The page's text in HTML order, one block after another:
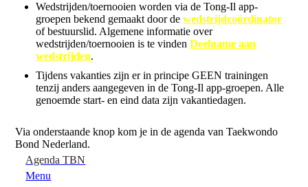
Wedstrijden/toernooien worden via de Tong-Il app-
groepen bekend gemaakt door dewedstrijdcoördinator
of bestuurslid. Algemene informatie over
wedstrijden/toernooien is te vindenDeelname aan
wedstrijden.
Tijdens vakanties zijn er in principe GEEN trainingen
tenzij anders aangegeven in de Tong-Il app-groepen. Alle
genoemde start- en eind data zijn vakantiedagen.
Via onderstaande knop kom je in de agenda van Taekwondo
Bond Nederland.
Agenda TBN
Menu